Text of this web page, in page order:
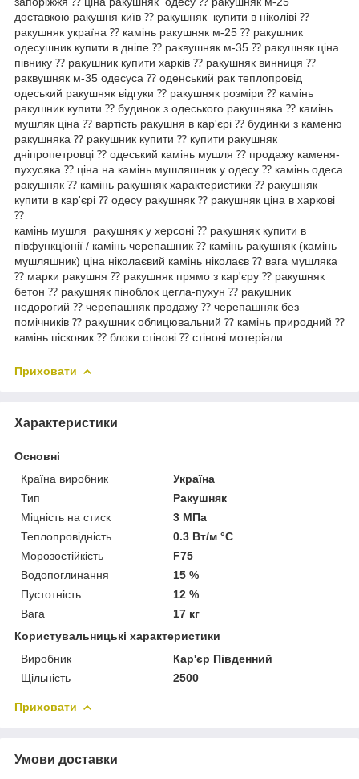
доставкою ракушня київ ⁇ ракушняк купити в ніколіві ⁇
ракушняк україна ⁇ камінь ракушняк м-25 ⁇ ракушник
одесушник купити в дніпе ⁇ раквушняк м-35 ⁇ ракушняк ціна
півнику ⁇ ракушник купити харків ⁇ ракушняк винниця ⁇
раквушняк м-35 одесуса ⁇ оденський рак теплопровід
одеський ракушняк відгуки ⁇ ракушняк розміри ⁇ камінь
ракушник купити ⁇ будинок з одеського ракушняка ⁇ камінь
мушляк ціна ⁇ вартість ракушня в кар'єрі ⁇ будинки з каменю
ракушняка ⁇ ракушник купити ⁇ купити ракушняк
дніпропетровці ⁇ одеський камінь мушля ⁇ продажу каменя-
пухусяка ⁇ ціна на камінь мушляшник у одесу ⁇ камінь одеса
ракушняк ⁇ камінь ракушняк характеристики ⁇ ракушняк
купити в кар'єрі ⁇ одесу ракушняк ⁇ ракушняк ціна в харкові
⁇
камінь мушля ракушняк у херсоні ⁇ ракушняк купити в
півфункціонії / камінь черепашник ⁇ камінь ракушняк (камінь
мушляшник) ціна ніколаєвий камінь ніколаєв ⁇ вага мушляка
⁇ марки ракушня ⁇ ракушняк прямо з кар'єру ⁇ ракушняк
бетон ⁇ ракушняк піноблок цегла-пухун ⁇ ракушник
недорогий ⁇ черепашняк продажу ⁇ черепашняк без
помічників ⁇ ракушник облицювальний ⁇ камінь природний ⁇
камінь пісковик ⁇ блоки стінові ⁇ стінові мотеріали.
Приховати
Характеристики
Основні
Країна виробник
Україна
Тип
Ракушняк
Міцність на стиск
3 МПа
Теплопровідність
0.3 Вт/м °С
Морозостійкість
F75
Водопоглинання
15 %
Пустотність
12 %
Вага
17 кг
Користувальницькі характеристики
Виробник
Кар'єр Південний
Щільність
2500
Приховати
Умови доставки